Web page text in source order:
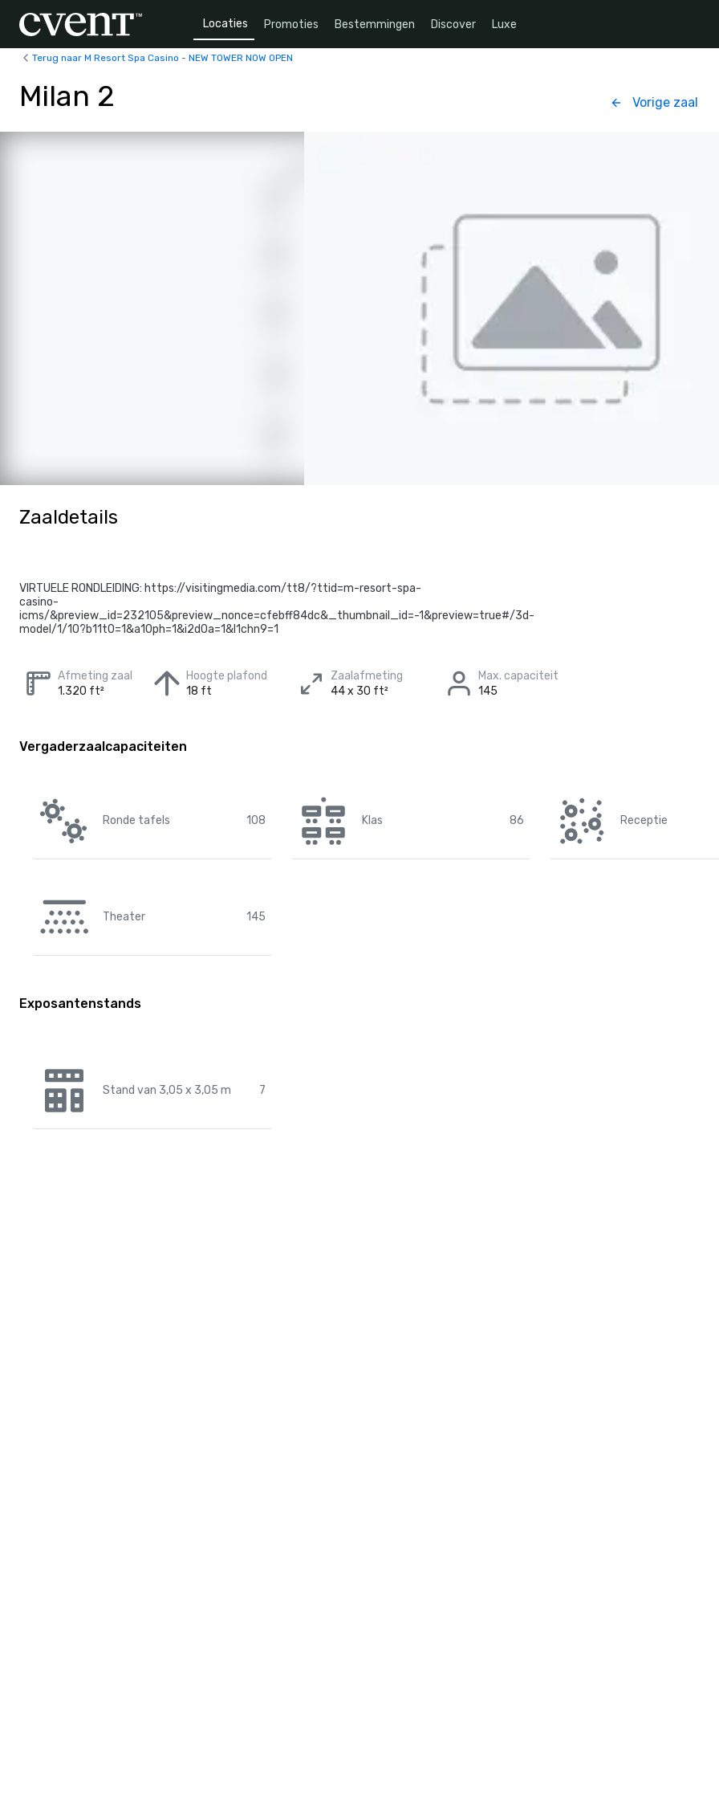
Locaties Promoties Bestemmingen Discover Luxe
Terug naar M Resort Spa Casino - NEW TOWER NOW OPEN
Milan 2 Vorige zaal
Zaaldetails
VIRTUELE RONDLEIDING: https://visitingmedia.com/tt8/?ttid=m-resort-spa-
casino-
icms/&preview_id=232105&preview_nonce=cfebff84dc&_thumbnail_id=-1&preview=true#/3d-
model/1/10?b11t0=1&a10ph=1&i2d0a=1&l1chn9=1
Afmeting zaal
1.320 ft²
Hoogte plafond
18 ft
Zaalafmeting
44 x 30 ft²
Max. capaciteit
145
Vergaderzaalcapaciteiten
Ronde tafels 108 Klas 86 Receptie
Theater 145
Exposantenstands
Stand van 3,05 x 3,05 m 7